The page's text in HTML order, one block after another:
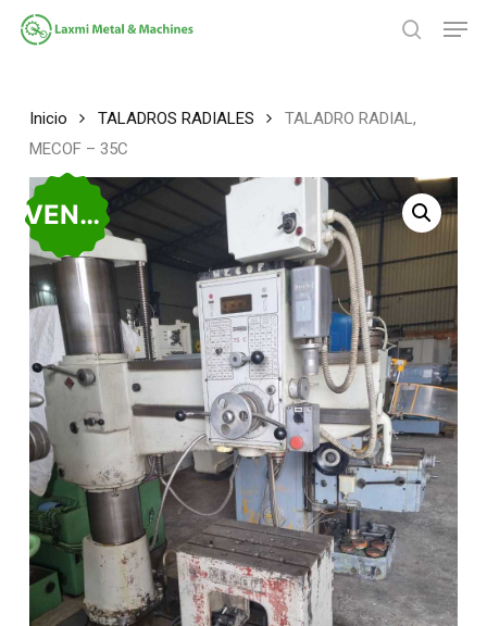
Saltar
Inicio TALADROS RADIALES
TALADRO RADIAL,
MECOF – 35C
VENDIDO